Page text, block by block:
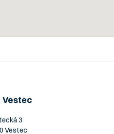
Vestec
3
Vestec